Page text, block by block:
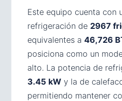
Este equipo cuenta con
refrigeración de 2967
equivalentes a 46,726
posiciona como un
alto. La potencia de
3.45 kW y la de
permitiendo mantener